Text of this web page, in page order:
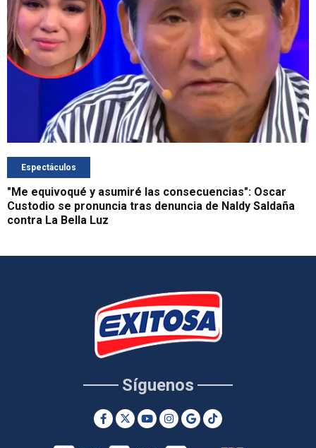
Espectáculos
"Me equivoqué y asumiré las consecuencias": Oscar
Custodio se pronuncia tras denuncia de Naldy Saldaña
contra La Bella Luz
Síguenos